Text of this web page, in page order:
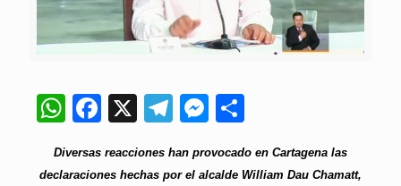
WhatsApp
Facebook
X Telegram
Messenger
Compartir
Diversas reacciones han provocado en Cartagena las
declaraciones hechas por el alcalde William Dau Chamatt,